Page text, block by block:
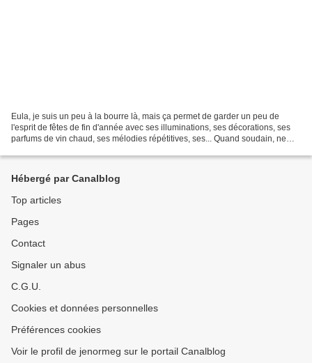
Eula, je suis un peu à la bourre là, mais ça permet de garder un peu de
l'esprit de fêtes de fin d'année avec ses illuminations, ses décorations, ses
parfums de vin chaud, ses mélodies répétitives, ses... Quand soudain, ne
Hébergé par Canalblog
Top articles
Pages
Contact
Signaler un abus
C.G.U.
Cookies et données personnelles
Préférences cookies
Voir le profil de jenormeg sur le portail Canalblog